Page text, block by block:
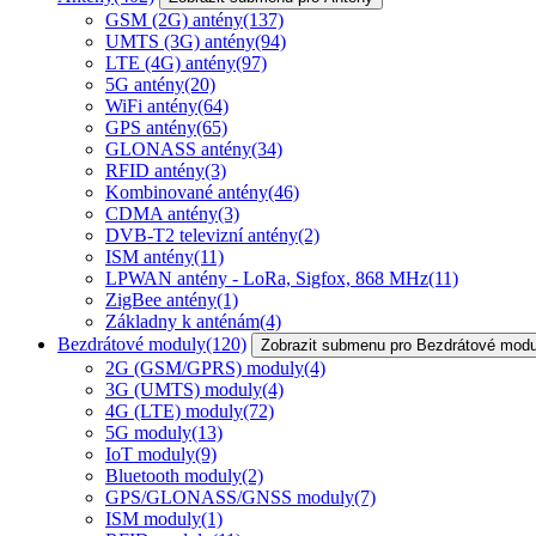
GSM (2G) antény(137)
UMTS (3G) antény(94)
LTE (4G) antény(97)
5G antény(20)
WiFi antény(64)
GPS antény(65)
GLONASS antény(34)
RFID antény(3)
Kombinované antény(46)
CDMA antény(3)
DVB-T2 televizní antény(2)
ISM antény(11)
LPWAN antény - LoRa, Sigfox, 868 MHz(11)
ZigBee antény(1)
Základny k anténám(4)
Bezdrátové moduly(120) Zobrazit submenu pro Bezdrátové
2G (GSM/GPRS) moduly(4)
3G (UMTS) moduly(4)
4G (LTE) moduly(72)
5G moduly(13)
IoT moduly(9)
Bluetooth moduly(2)
GPS/GLONASS/GNSS moduly(7)
ISM moduly(1)